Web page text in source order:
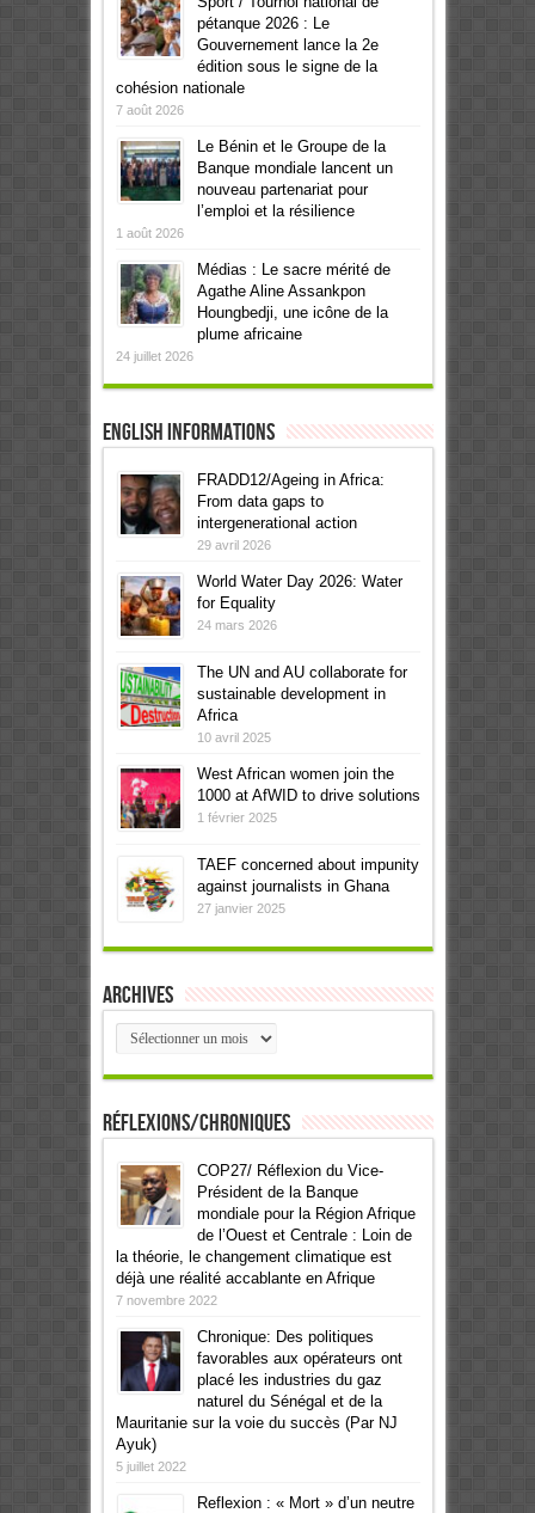
pétanque 2026 : Le
Gouvernement lance la 2e
édition sous le signe de la
cohésion nationale
7 août 2026
Le Bénin et le Groupe de la
Banque mondiale lancent un
nouveau partenariat pour
l’emploi et la résilience
1 août 2026
Médias : Le sacre mérité de
Agathe Aline Assankpon
Houngbedji, une icône de la
plume africaine
24 juillet 2026
English informations
FRADD12/Ageing in Africa:
From data gaps to
intergenerational action
29 avril 2026
World Water Day 2026: Water
for Equality
24 mars 2026
The UN and AU collaborate for
sustainable development in
Africa
10 avril 2025
West African women join the
1000 at AfWID to drive solutions
1 février 2025
TAEF concerned about impunity
against journalists in Ghana
27 janvier 2025
Archives
Archives
Réflexions/Chroniques
COP27/ Réflexion du Vice-
Président de la Banque
mondiale pour la Région Afrique
de l’Ouest et Centrale : Loin de
la théorie, le changement climatique est
déjà une réalité accablante en Afrique
7 novembre 2022
Chronique: Des politiques
favorables aux opérateurs ont
placé les industries du gaz
naturel du Sénégal et de la
Mauritanie sur la voie du succès (Par NJ
Ayuk)
5 juillet 2022
Reflexion : « Mort » d’un neutre